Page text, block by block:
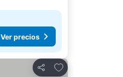
Ver precios
Compartir
Agregar a favoritos